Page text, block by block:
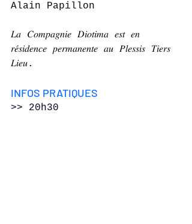
Alain Papillon
𝐿𝑎 𝐶𝑜𝑚𝑝𝑎𝑔𝑛𝑖𝑒 𝐷𝑖𝑜𝑡𝑖𝑚𝑎 𝑒𝑠𝑡 𝑒𝑛
𝑟𝑒́𝑠𝑖𝑑𝑒𝑛𝑐𝑒 𝑝𝑒𝑟𝑚𝑎𝑛𝑒𝑛𝑡𝑒 𝑎𝑢 𝑃𝑙𝑒𝑠𝑠𝑖𝑠 𝑇𝑖𝑒𝑟𝑠
𝐿𝑖𝑒𝑢.
INFOS PRATIQUES
>> 20h30